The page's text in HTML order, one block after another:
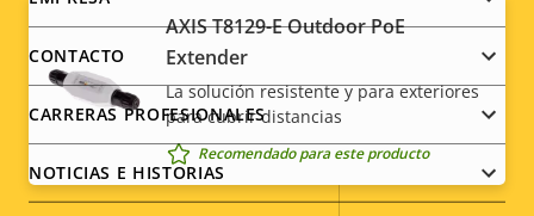
Preparada para exterior
Clasificación de vandalismo
Clasificación IP
AXIS T8129-E Outdoor PoE
Extender
La solución resistente y para exteriores
para cubrir distancias
Recomendado para este producto
menu
CONTACTO
CARRERAS PROFESIONALES
NOTICIAS E HISTORIAS